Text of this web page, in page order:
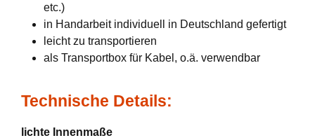
etc.)
in Handarbeit individuell in Deutschland gefertigt
leicht zu transportieren
als Transportbox für Kabel, o.ä. verwendbar
Technische Details:
lichte Innenmaße